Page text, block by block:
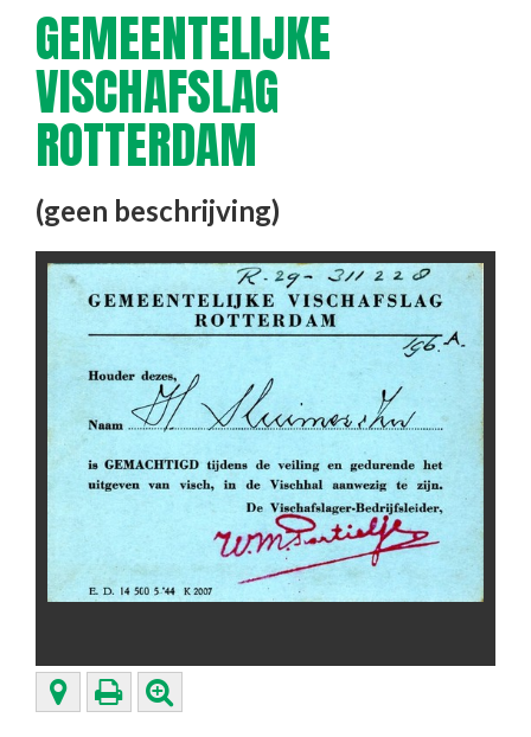
GEMEENTELIJKE
VISCHAFSLAG
ROTTERDAM
(geen beschrijving)